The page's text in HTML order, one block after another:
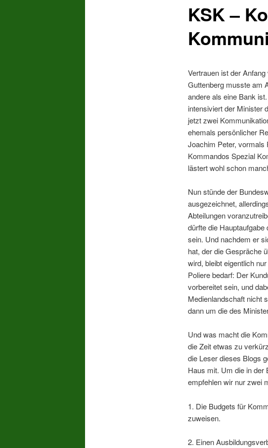
KSK –
Vertrauen ist der
Guttenberg musste am
andere als eine Bank
intensiviert der Minister
jetzt zwei
ehemals persönlicher
Joachim Peter, vormals
Kommandos Spezial
lästert wohl schon
Nun stünde der
ausgezeichnet,
Abteilungen
dürfte die
sein. Und nachdem er
hat, der die Gespräche
wird, bleibt eigentlich
Poliere bedarf: Der
vorbereitet sein, und
Medienlandschaft nicht
dann um die des
Und was macht die
die Zeit etwas zu
die Leser dieses Blogs
Haus mit. Um die in der
empfehlen wir nur zwei
1. Die Budgets für
zuweisen.
2. Einen